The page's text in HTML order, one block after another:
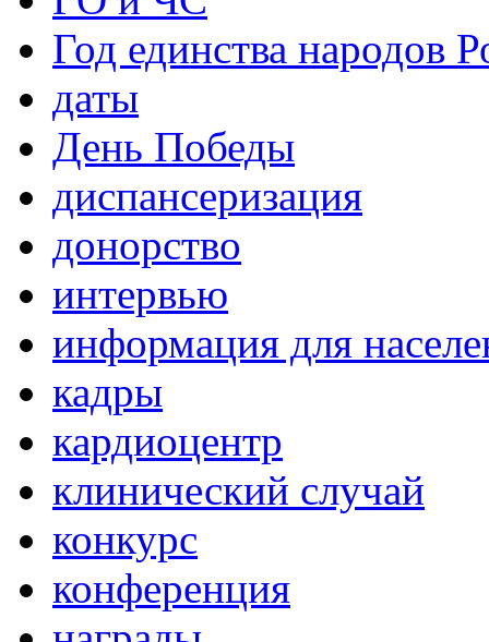
Год единства народов
даты
День Победы
диспансеризация
донорство
интервью
информация для
кадры
кардиоцентр
клинический случай
конкурс
конференция